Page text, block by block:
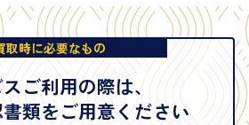
取時に必要なもの
ご利用の際は、
類をご用意ください